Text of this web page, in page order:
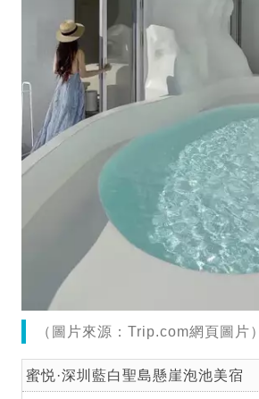
（圖片來源：Trip.com網頁圖片）
蜜悦·深圳藍白聖島懸崖泡池美宿